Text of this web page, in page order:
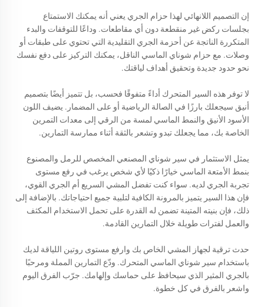
إن التصميم اللانهائي لهذا حزام الجري يعني أنه يمكنك الاستمتاع
بجلسات ركض غير منقطعة دون أي مقاطعات. وداعًا للتوقفات والبدء
المتكررة الناتجة عن أحزمة الجري التقليدية التي تحتوي على طبقات أو
وصلات. مع حزام شوناي الماسي الناقل، يمكنك التركيز على دفع نفسك
نحو حدود جديدة وتحقيق أهداف لياقتك.
لا توفر هذه السير المتحرك أداءً متفوقًا فحسب، بل تتميز أيضًا بتصميم
أنيق سيجعلك بارزًا في الصالة الرياضية أو على المضمار. يضيف اللون
الأسود الأنيق والنمط الماسي لمسة من الرقي إلى معدات التمرين
الخاصة بك، مما يجعلك تبدو وتشعر بالثقة أثناء ممارسة التمارين.
يمثل الاستثمار في سير شوناي المصنعي المخصص للرمل والمصنوع
بنمط الأمتعة الماسي خيارًا ذكيًا لأي شخص يرغب في رفع مستوى
تجربة الجري لديه. سواء كنت تفضل المشي السريع أم الجري القوي،
فإن هذا السير يتميز بالمرونة الكافية لتلبية جميع احتياجاتك. بالإضافة إلى
ذلك، فإن بنيته المتينة تضمن له القدرة على تحمل الاستخدام المكثف
والعمل لفترات طويلة خلال التمارين القادمة.
حدث ترقية لجهاز المشي الخاص بك وارفع مستوى روتين اللياقة لديك
باستخدام سير شوناي الماسي المتحرك. ودّع التمارين المملة ومرحبًا
بالجري المثير الذي سيحافظ على حماسك وإلهامك. جرّب الفرق اليوم
واشعر بالفرق في كل خطوة.